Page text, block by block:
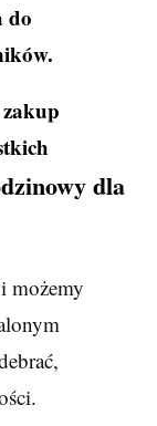
do
dla
możemy